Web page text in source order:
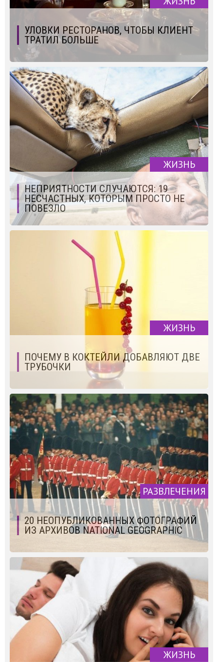
УЛОВКИ РЕСТОРАНОВ, ЧТОБЫ КЛИЕНТ
ТРАТИЛ БОЛЬШЕ
ЖИЗНЬ
НЕПРИЯТНОСТИ СЛУЧАЮТСЯ: 19
НЕСЧАСТНЫХ, КОТОРЫМ ПРОСТО НЕ
ПОВЕЗЛО
ЖИЗНЬ
ПОЧЕМУ В КОКТЕЙЛИ ДОБАВЛЯЮТ ДВЕ
ТРУБОЧКИ
РАЗВЛЕЧЕНИЯ
20 НЕОПУБЛИКОВАННЫХ ФОТОГРАФИЙ
ИЗ АРХИВОВ NATIONAL GEOGRAPHIC
ЖИЗНЬ